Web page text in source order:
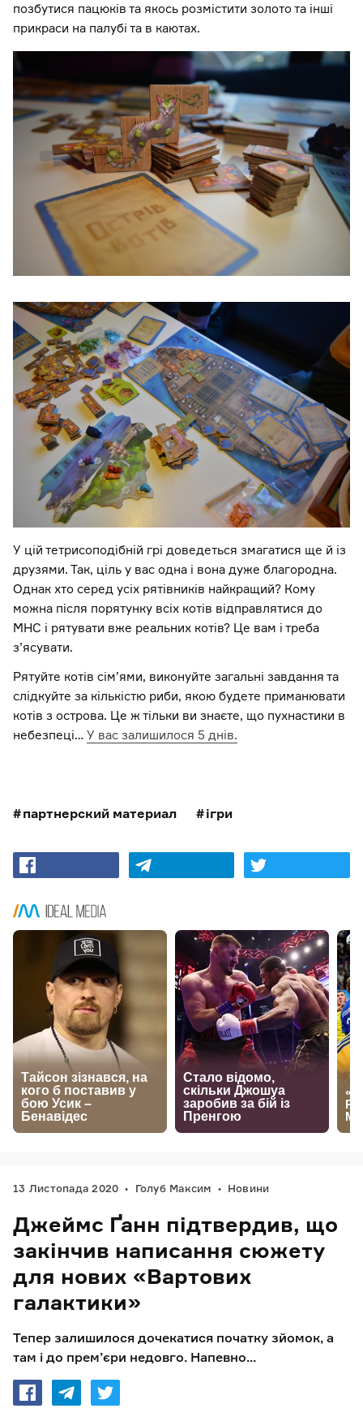
позбутися пацюків та якось розмістити золото та інші
прикраси на палубі та в каютах.
У цій тетрисоподібній грі доведеться змагатися ще й із
друзями. Так, ціль у вас одна і вона дуже благородна.
Однак хто серед усіх рятівників найкращий? Кому
можна після порятунку всіх котів відправлятися до
МНС і рятувати вже реальних котів? Це вам і треба
з’ясувати.
Рятуйте котів сім’ями, виконуйте загальні завдання та
слідкуйте за кількістю риби, якою будете приманювати
котів з острова. Це ж тільки ви знаєте, що пухнастики в
небезпеці… У вас залишилося 5 днів.
партнерский материал ігри
13 Листопада 2020 Голуб Максим Новини
Джеймс Ґанн підтвердив, що
закінчив написання сюжету
для нових «Вартових
галактики»
Тепер залишилося дочекатися початку зйомок, а
там і до прем’єри недовго. Напевно...